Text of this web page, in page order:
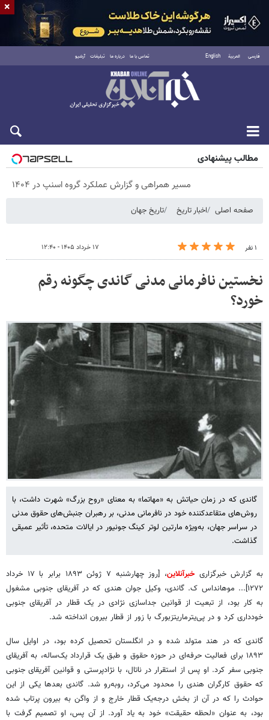
فارسی العربية English تماس با ما درباره ما تبلیغات آرشیو
پنجشنبه ۱۵ مرداد ۱۴۰۵
مطالب پیشنهادی
مسیر همراهی و گزارش عملکرد گروه اسنپ در ۱۴۰۴
صفحه اصلی اخبار تاریخ تاریخ جهان
۱ نفر ۱۷ خرداد ۱۴۰۵ - ۱۲:۴۰
نخستین نافرمانی مدنی گاندی چگونه رقم
خورد؟
گاندی که در زمان حیاتش به «مهاتما» به معنای «روح بزرگ» شهرت داشت، با
روش‌های متقاعدکننده خود در نافرمانی مدنی، بر رهبران جنبش‌های حقوق مدنی
در سراسر جهان، به‌ویژه مارتین لوتر کینگ جونیور در ایالات متحده، تأثیر عمیقی
گذاشت.
به گزارش خبرگزاریخبرآنلاین
، [روز چهارشنبه ۷ ژوئن ۱۸۹۳ برابر با ۱۷ خرداد
۱۲۷۲]... موهانداس ک. گاندی، وکیل جوان هندی که در آفریقای جنوبی مشغول
به کار بود، از تبعیت از قوانین جداسازی نژادی در یک قطار در آفریقای جنوبی
خودداری کرد و در پی‌یترماریتزبورگ با زور از قطار بیرون انداخته شد.
گاندی که در هند متولد شده و در انگلستان تحصیل کرده بود، در اوایل سال
۱۸۹۳ برای فعالیت حرفه‌ای در حوزه حقوق و طبق یک قرارداد یک‌ساله، به آفریقای
جنوبی سفر کرد. او پس از استقرار در ناتال، با نژادپرستی و قوانین آفریقای جنوبی
که حقوق کارگران هندی را محدود می‌کرد، روبه‌رو شد. گاندی بعدها یکی از این
حوادث را که در آن از بخش درجه‌یک قطار خارج و از واگن به بیرون پرتاب شده
بود، به عنوان «لحظه حقیقت» خود به یاد آورد. از آن پس، او تصمیم گرفت با
×